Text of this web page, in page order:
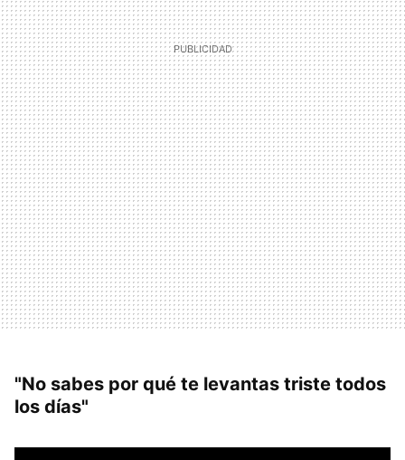
"No sabes por qué te levantas triste todos
los días"